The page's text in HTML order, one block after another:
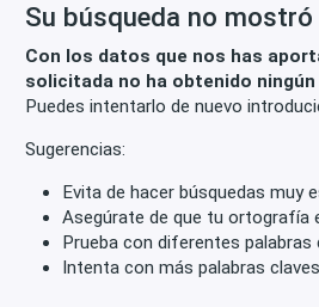
Su búsqueda no mostró
Con los datos que nos has
solicitada no ha obtenido
Puedes intentarlo de nuevo
Sugerencias:
Evita de hacer búsquedas muy
Asegúrate de que tu ortografía
Prueba con diferentes palabras
Intenta con más palabras